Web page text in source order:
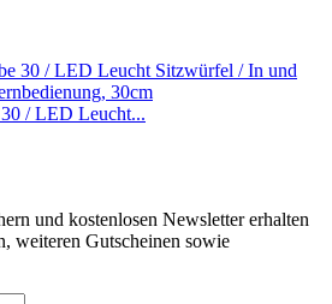
/ LED Leucht...
und kostenlosen Newsletter erhalten
weiteren Gutscheinen sowie